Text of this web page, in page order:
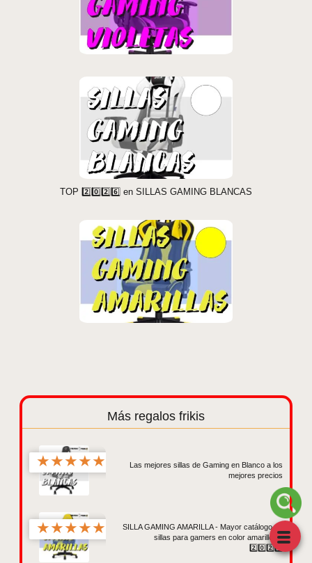
TOP 2️⃣0️⃣2️⃣6️⃣ en SILLAS GAMING BLANCAS
Más regalos frikis
★★★★★
Las mejores sillas de Gaming en Blanco a los
mejores precios
★★★★★
SILLA GAMING AMARILLA - Mayor catálogo de
sillas para gamers en color amarillo 🟡
2️⃣0️⃣2️⃣6️⃣